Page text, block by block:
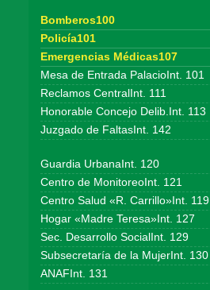
Bomberos100
Policía101
Emergencias Médicas107
Mesa de Entrada PalacioInt. 101
Reclamos CentralInt. 111
Honorable Concejo Delib.Int. 113
Juzgado de FaltasInt. 142
Guardia UrbanaInt. 120
Centro de MonitoreoInt. 121
Centro Salud «R. Carrillo»Int. 119
Hogar «Madre Teresa»Int. 127
Sec. Desarrollo SocialInt. 129
Subsecretaría de la MujerInt. 130
ANAFInt. 131